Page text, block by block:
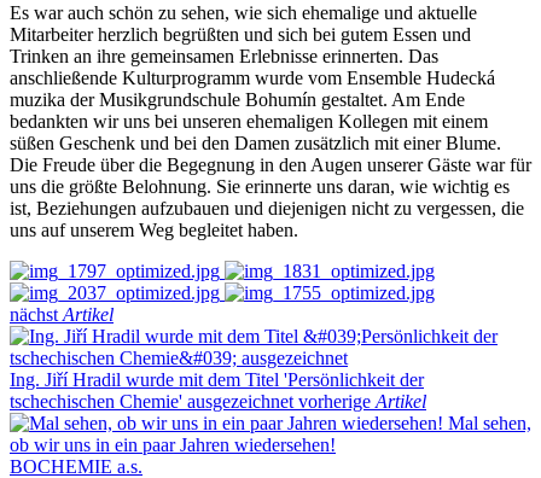
Es war auch schön zu sehen, wie sich ehemalige und aktuelle
Mitarbeiter herzlich begrüßten und sich bei gutem Essen und
Trinken an ihre gemeinsamen Erlebnisse erinnerten. Das
anschließende Kulturprogramm wurde vom Ensemble Hudecká
muzika der Musikgrundschule Bohumín gestaltet. Am Ende
bedankten wir uns bei unseren ehemaligen Kollegen mit einem
süßen Geschenk und bei den Damen zusätzlich mit einer Blume.
Die Freude über die Begegnung in den Augen unserer Gäste war für
uns die größte Belohnung. Sie erinnerte uns daran, wie wichtig es
ist, Beziehungen aufzubauen und diejenigen nicht zu vergessen, die
uns auf unserem Weg begleitet haben.
nächst Artikel
Ing. Jiří Hradil wurde mit dem Titel 'Persönlichkeit der
tschechischen Chemie' ausgezeichnet vorherige Artikel
Mal sehen,
ob wir uns in ein paar Jahren wiedersehen!
BOCHEMIE a.s.